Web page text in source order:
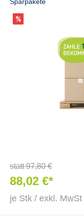
statt97,80 €
88,02 €*
je Stk / exkl. MwSt